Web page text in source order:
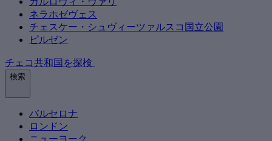
ネラホゼヴェス
チェスケー・シュヴィーツァルスコ国立公園
ピルゼン
チェコ共和国を探検
検索
バルセロナ
ロンドン
ニューヨーク